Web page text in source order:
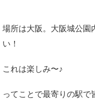
場所は大阪。大阪城公園
い！
これは楽しみ〜♪
ってことで最寄りの駅で